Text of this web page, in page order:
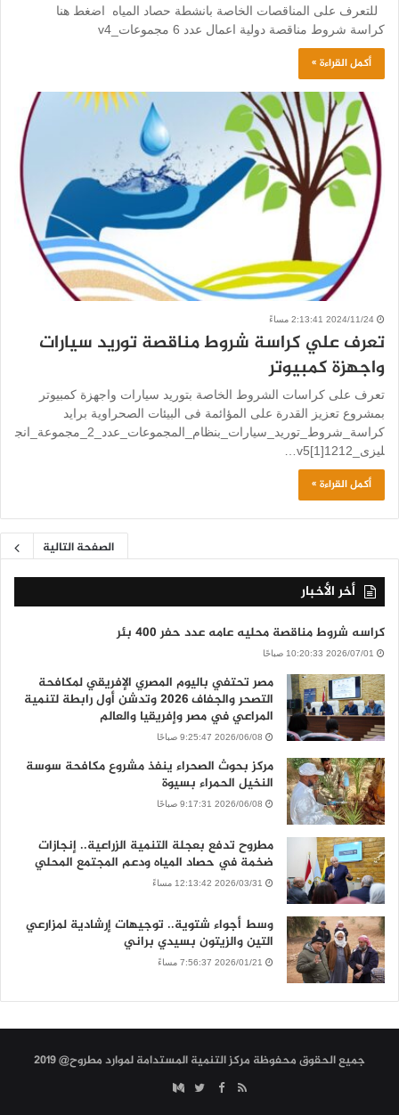
للتعرف على المناقصات الخاصة بانشطة حصاد المياه اضغط هنا
كراسة شروط مناقصة دولية اعمال عدد 6 مجموعات_v4
أكمل القراءة »
2024/11/24 2:13:41 مساءً
تعرف علي كراسة شروط مناقصة توريد سيارات
واجهزة كمبيوتر
تعرف على كراسات الشروط الخاصة بتوريد سيارات واجهزة كمبيوتر
بمشروع تعزيز القدرة على المؤائمة فى البيئات الصحراوية برايد
كراسة_شروط_توريد_سيارات_بنظام_المجموعات_عدد_2_مجموعة_انج
ليزى_v5[1]1212…
أكمل القراءة »
الصفحة التالية
أخر الأخبار
كراسه شروط مناقصة محليه عامه عدد حفر 400 بئر
2026/07/01 10:20:33 صباحًا
مصر تحتفي باليوم المصري الإفريقي لمكافحة
التصحر والجفاف 2026 وتدشن أول رابطة لتنمية
المراعي في مصر وإفريقيا والعالم
2026/06/08 9:25:47 صباحًا
مركز بحوث الصحراء ينفذ مشروع مكافحة سوسة
النخيل الحمراء بسيوة
2026/06/08 9:17:31 صباحًا
مطروح تدفع بعجلة التنمية الزراعية.. إنجازات
ضخمة في حصاد المياه ودعم المجتمع المحلي
2026/03/31 12:13:42 مساءً
وسط أجواء شتوية.. توجيهات إرشادية لمزارعي
التين والزيتون بسيدي براني
2026/01/21 7:56:37 مساءً
جميع الحقوق محفوظة مركز التنمية المستدامة لموارد مطروح@ 2019